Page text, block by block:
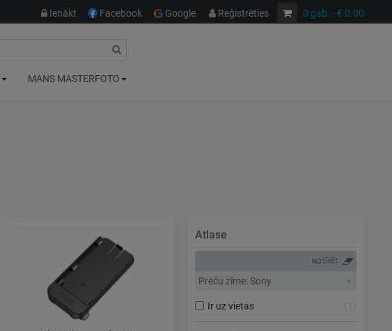
0 gab. - € 0.00
Ienākt Facebook Google Reģistrēties
MANS MASTERFOTO
Atlase
NOTĪRĪT
Preču zīme: Sony
Ir uz vietas 1